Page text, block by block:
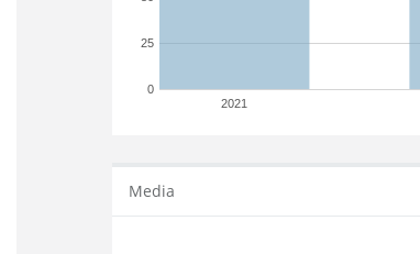
2021
0
25
Media